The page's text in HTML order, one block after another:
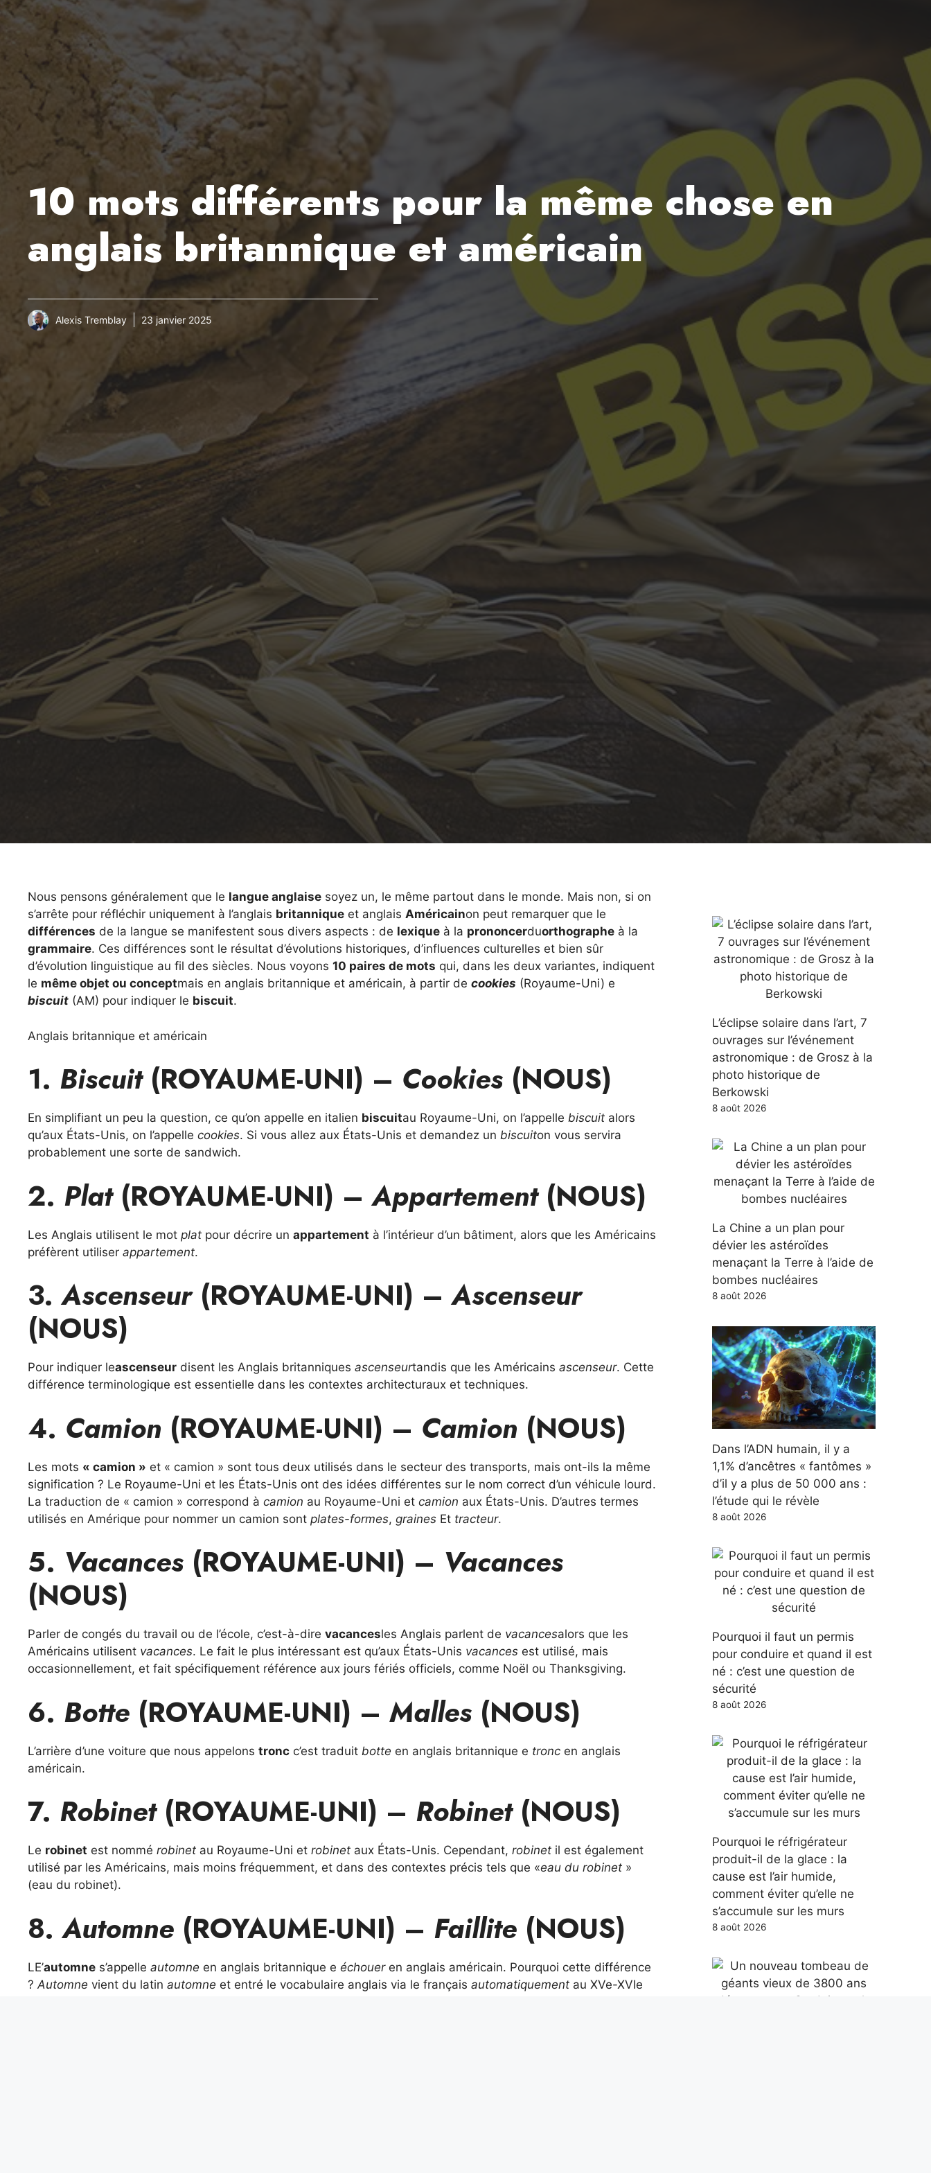
10 mots différents pour la même chose en
anglais britannique et américain
Alexis Tremblay 23 janvier 2025
Nous pensons généralement que le langue anglaise soyez un, le même partout dans le monde. Mais non, si on
s’arrête pour réfléchir uniquement à l’anglais britannique et anglais Américainon peut remarquer que le
différences de la langue se manifestent sous divers aspects : de lexique à la prononcerduorthographe à la
grammaire. Ces différences sont le résultat d’évolutions historiques, d’influences culturelles et bien sûr
d’évolution linguistique au fil des siècles. Nous voyons 10 paires de mots qui, dans les deux variantes, indiquent
le même objet ou conceptmais en anglais britannique et américain, à partir de cookies (Royaume-Uni) e
biscuit (AM) pour indiquer le biscuit.
Anglais britannique et américain
1. Biscuit(ROYAUME-UNI) – Cookies (NOUS)
En simplifiant un peu la question, ce qu’on appelle en italien biscuitau Royaume-Uni, on l’appelle biscuit alors
qu’aux États-Unis, on l’appelle cookies. Si vous allez aux États-Unis et demandez un biscuiton vous servira
probablement une sorte de sandwich.
2. Plat(ROYAUME-UNI) –Appartement(NOUS)
Les Anglais utilisent le mot plat pour décrire un appartement à l’intérieur d’un bâtiment, alors que les Américains
préfèrent utiliser appartement.
3.Ascenseur(ROYAUME-UNI) –Ascenseur
(NOUS)
Pour indiquer leascenseur disent les Anglais britanniques ascenseurtandis que les Américains ascenseur. Cette
différence terminologique est essentielle dans les contextes architecturaux et techniques.
4. Camion (ROYAUME-UNI) – Camion (NOUS)
Les mots « camion » et « camion » sont tous deux utilisés dans le secteur des transports, mais ont-ils la même
signification ? Le Royaume-Uni et les États-Unis ont des idées différentes sur le nom correct d’un véhicule lourd.
La traduction de « camion » correspond à camion au Royaume-Uni et camion aux États-Unis. D’autres termes
utilisés en Amérique pour nommer un camion sont plates-formes, graines Et tracteur.
5. Vacances (ROYAUME-UNI) – Vacances
(NOUS)
Parler de congés du travail ou de l’école, c’est-à-dire vacancesles Anglais parlent de vacancesalors que les
Américains utilisent vacances. Le fait le plus intéressant est qu’aux États-Unis vacances est utilisé, mais
occasionnellement, et fait spécifiquement référence aux jours fériés officiels, comme Noël ou Thanksgiving.
6. Botte (ROYAUME-UNI) – Malles (NOUS)
L’arrière d’une voiture que nous appelons tronc c’est traduit botte en anglais britannique e tronc en anglais
américain.
7. Robinet(ROYAUME-UNI) – Robinet(NOUS)
Le robinet est nommé robinet au Royaume-Uni et robinet aux États-Unis. Cependant, robinet il est également
utilisé par les Américains, mais moins fréquemment, et dans des contextes précis tels que «eau du robinet »
(eau du robinet).
8.Automne (ROYAUME-UNI) – Faillite (NOUS)
LE’automne s’appelle automne en anglais britannique e échoueren anglais américain. Pourquoi cette différence
? Automne vient du latin automne et entré le vocabulaire anglais via le français automatiquement au XVe-XVIe
L’éclipse solaire dans l’art, 7
ouvrages sur l’événement
astronomique : de Grosz à la
photo historique de
Berkowski
8 août 2026
La Chine a un plan pour
dévier les astéroïdes
menaçant la Terre à l’aide de
bombes nucléaires
8 août 2026
Dans l’ADN humain, il y a
1,1% d’ancêtres « fantômes »
d’il y a plus de 50 000 ans :
l’étude qui le révèle
8 août 2026
Pourquoi il faut un permis
pour conduire et quand il est
né : c’est une question de
sécurité
8 août 2026
Pourquoi le réfrigérateur
produit-il de la glace : la
cause est l’air humide,
comment éviter qu’elle ne
s’accumule sur les murs
8 août 2026